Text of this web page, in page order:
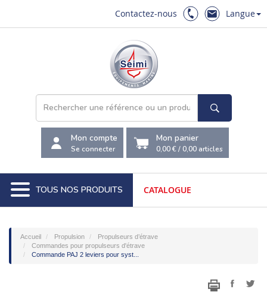
Contactez-nous Langue
Mon compte
Se connecter
Mon panier
0,00 €/0,00 articles
TOUS NOS PRODUITS CATALOGUE
Accueil Propulsion
Propulseurs d’étrave
Commandes pour propulseurs d'étrave
Commande PAJ 2 leviers pour syst...